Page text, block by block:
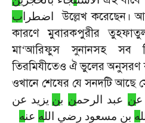
اضطرا ب উল্লেখ করেছেন।
কারণে
মুবারকপুরীর
মা‘আরিফুস সুনানসহ সব
তিরমিযীতেও ঐ ভুলের অনুসরণ
ওখানে শেষের যে সনদটি আছে
عن عبد الرحمن بن يزيد عن
ه بن مسعود رضي الله عنه